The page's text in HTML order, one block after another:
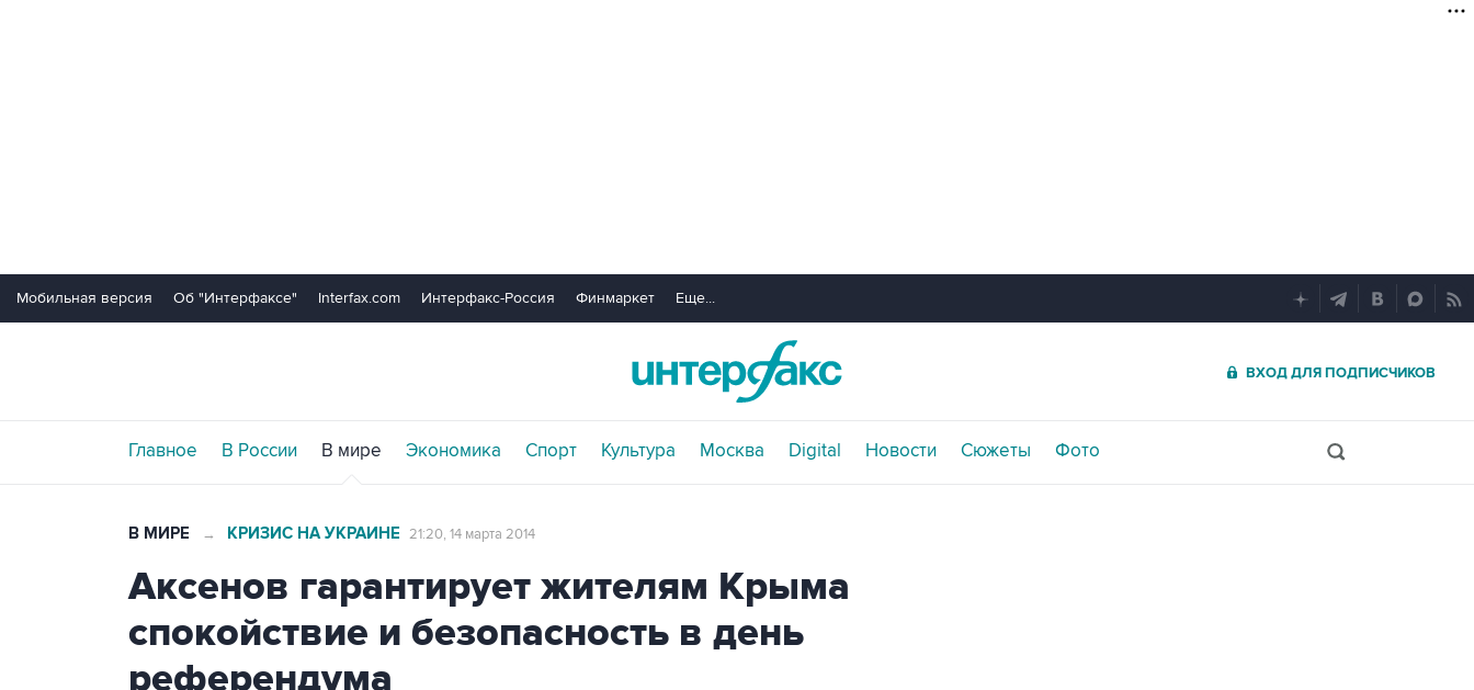
Мобильная версия Об "Интерфаксе" Interfax.com Интерфакс-Россия Финмаркет Еще...
ВХОД ДЛЯ ПОДПИСЧИКОВ
Главное В России В мире Экономика Спорт Культура Москва Digital Новости Сюжеты Фото
В МИРЕ → КРИЗИС НА УКРАИНЕ 21:20, 14 марта 2014
Аксенов гарантирует жителям Крыма
спокойствие и безопасность в день
референдума